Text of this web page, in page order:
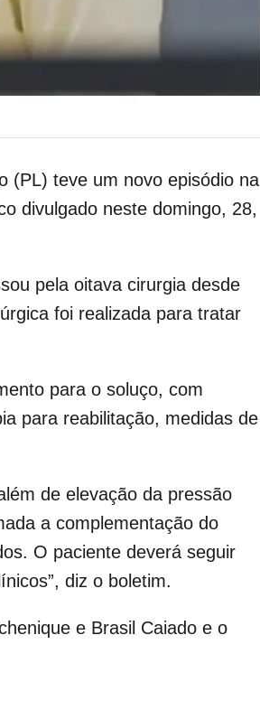
(PL) teve um novo episódio na
divulgado neste domingo, 28,
pela oitava cirurgia desde
foi realizada para tratar
para o soluço, com
para reabilitação, medidas de
de elevação da pressão
a complementação do
O paciente deverá seguir
diz o boletim.
e Brasil Caiado e o